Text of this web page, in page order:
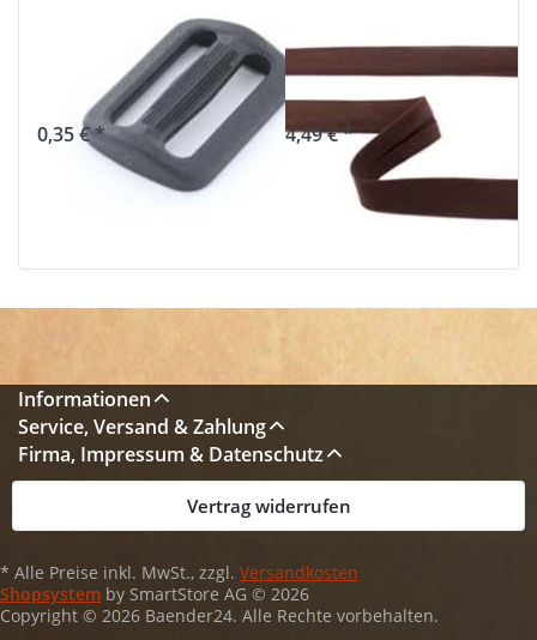
Nylon - 20mm
Durchlass - 1
Stück
0,35 € *
- 20mm breit -
dunkelbraun
4,49 € *
Informationen
Service, Versand & Zahlung
Firma, Impressum & Datenschutz
Vertrag widerrufen
* Alle Preise inkl. MwSt., zzgl. Versandkosten
Shopsystem by SmartStore AG © 2026
Copyright © 2026 Baender24. Alle Rechte vorbehalten.